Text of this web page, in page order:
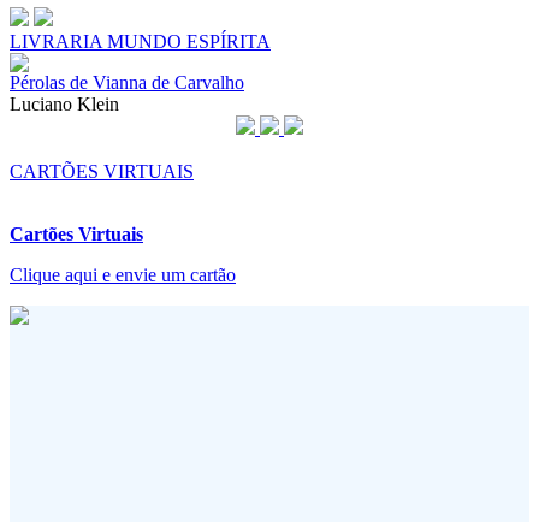
LIVRARIA MUNDO ESPÍRITA
Pérolas de Vianna de Carvalho
Luciano Klein
CARTÕES VIRTUAIS
Cartões Virtuais
Clique aqui e envie um cartão